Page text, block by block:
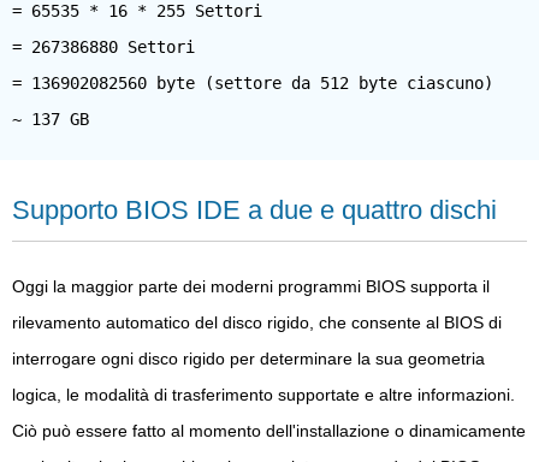
= 65535 * 16 * 255 Settori
= 267386880 Settori
= 136902082560 byte (settore da 512 byte ciascuno)
Supporto BIOS IDE a due e quattro dischi
Oggi la maggior parte dei moderni programmi BIOS supporta il
rilevamento automatico del disco rigido, che consente al BIOS di
interrogare ogni disco rigido per determinare la sua geometria
logica, le modalità di trasferimento supportate e altre informazioni.
Ciò può essere fatto al momento dell'installazione o dinamicamente